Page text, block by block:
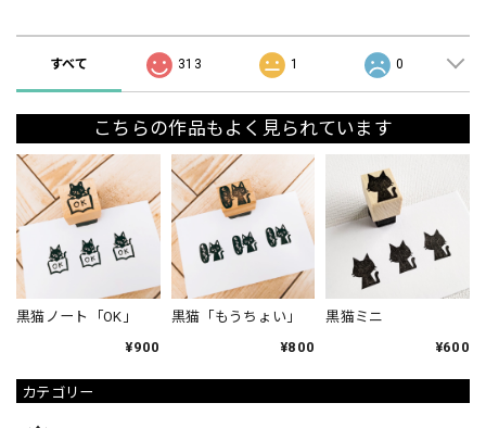
カテゴリー
すべて 313 1 0
こちらの作品もよく見られています
黒猫ノート「OK」
¥900
黒猫「もうちょい」
¥800
黒猫ミニ
¥600